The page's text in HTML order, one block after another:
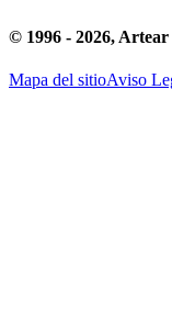
© 1996 - 2026, Artear
Mapa del sitioAviso